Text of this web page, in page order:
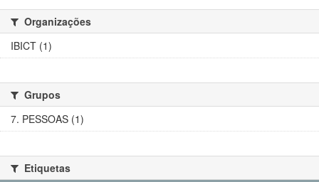
Organizações
IBICT (1)
Grupos
7. PESSOAS (1)
Etiquetas